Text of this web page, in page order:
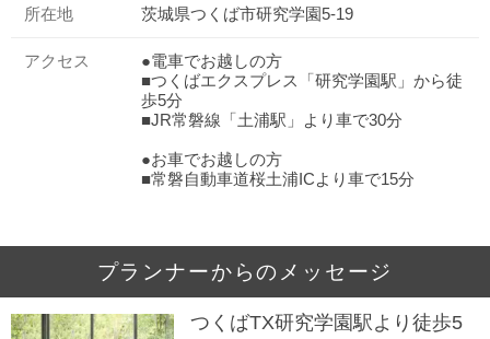
所在地 茨城県つくば市研究学園5-19
アクセス
●電車でお越しの方
■つくばエクスプレス「研究学園駅」から徒
歩5分
■JR常磐線「土浦駅」より車で30分
●お車でお越しの方
■常磐自動車道桜土浦ICより車で15分
プランナーからのメッセージ
つくばTX研究学園駅より徒歩5